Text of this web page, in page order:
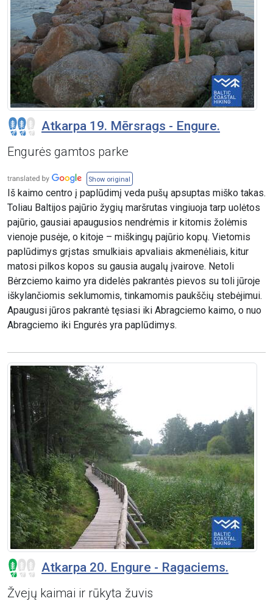
Atkarpa 19. Mērsrags - Engure.
Engurės gamtos parke
Show original
Iš kaimo centro į paplūdimį veda pušų apsuptas miško takas.
Toliau Baltijos pajūrio žygių maršrutas vingiuoja tarp uolėtos
pajūrio, gausiai apaugusios nendrėmis ir kitomis žolėmis
vienoje pusėje, o kitoje – miškingų pajūrio kopų. Vietomis
paplūdimys grįstas smulkiais apvaliais akmenėliais, kitur
matosi pilkos kopos su gausia augalų įvairove. Netoli
Bėrzciemo kaimo yra didelės pakrantės pievos su toli jūroje
iškylančiomis seklumomis, tinkamomis paukščių stebėjimui.
Apaugusi jūros pakrantė tęsiasi iki Abragciemo kaimo, o nuo
Abragciemo iki Engurės yra paplūdimys.
Atkarpa 20. Engure - Ragaciems.
Žvejų kaimai ir rūkyta žuvis